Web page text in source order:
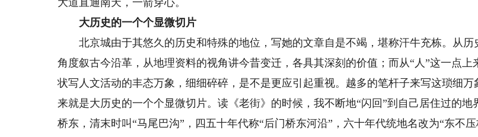
大道直通南天，一箭穿心。
大历史的一个个显微切片
北京城由于其悠久的历史和特殊的地位，写她的文章自是不竭，堪称汗牛充栋。从历
角度叙古今沿革，从地理资料的视角讲今昔变迁，各具其深刻的价值；而从“人”这一点上
状写人文活动的丰态万象，细细碎碎，是不是更应引起重视。越多的笔杆子来写这琐细万
来就是大历史的一个个显微切片。读《老街》的时候，我不断地“闪回”到自己居住过的地
桥东，清末时叫“马尾巴沟”，四五十年代称“后门桥东河沿”，六十年代统地名改为“东不